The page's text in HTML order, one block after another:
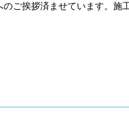
ご挨拶済ませています。施